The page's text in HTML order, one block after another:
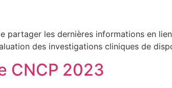
partager les dernières informations en
des investigations cliniques de
CNCP 2023